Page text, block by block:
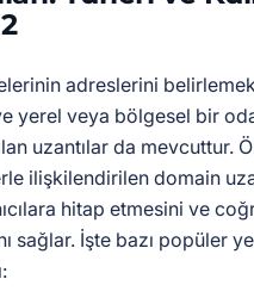
adreslerini
yerel veya bölgesel bir
uzantılar da mevcuttur.
ilişkilendirilen domain
hitap etmesini ve
sağlar. İşte bazı popüler